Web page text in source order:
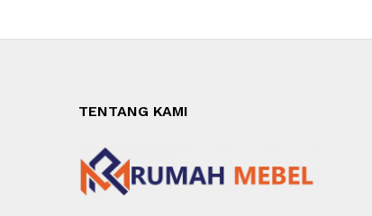
TENTANG KAMI